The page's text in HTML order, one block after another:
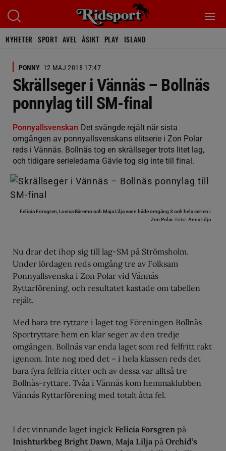
NYHETER SPORT AVEL ÅSIKT PLAY ISLAND
PONNY 12 MAJ 2018 17:47
Skrällseger i Vännäs – Bollnäs
ponnylag till SM-final
Ponnyallsvenskan Det svängde rejält när sista
omgången av ponnyallsvenskans elitserie i Zon Polar
reds i Vännäs. Bollnäs tog en skrällseger trots litet lag,
och tidigare serieledarna Gävle tog sig inte till final.
Felicia Forsgren, Lovisa Bäremo och Maja Lilja vann både omgång 3 och hela serien i
Zon Polar. Foto: Anna Lilja
Nu drar det ihop sig till lag-SM på Strömsholm.
Under lördagen reds omgång tre av Folksam
Ponnyallsvenska i Zon Polar vid Vännäs
Ryttarförening, och resultatet kastade om tabellen
rejält.
Med bara tre ryttare i laget tog Föreningen Bollnäs
Sportryttare hem en klar seger av den tredje
omgången. Bollnäs var enda laget som red felfritt rakt
igenom. Inte nog med det – i hela klassen reds det
bara fyra felfria ritter och av dessa var alltså tre
Bollnäs-ryttare. Tvåa i Vännäs kom hemmaklubben
Vännäs Ryttarförening med totalt åtta fel.
I det vinnande laget ingick Felicia Forsgren på
Inishturkbeg Bright Dawn, Maja Lilja på Orchid’s